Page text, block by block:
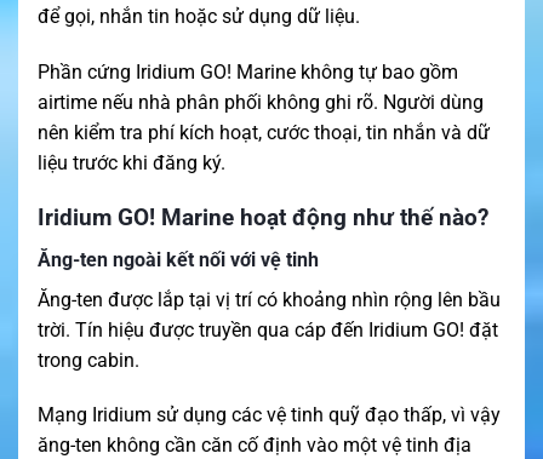
để gọi, nhắn tin hoặc sử dụng dữ liệu.
Phần cứng Iridium GO! Marine không tự bao gồm
airtime nếu nhà phân phối không ghi rõ. Người dùng
nên kiểm tra phí kích hoạt, cước thoại, tin nhắn và dữ
liệu trước khi đăng ký.
Iridium GO! Marine hoạt động như thế nào?
Ăng-ten ngoài kết nối với vệ tinh
Ăng-ten được lắp tại vị trí có khoảng nhìn rộng lên bầu
trời. Tín hiệu được truyền qua cáp đến Iridium GO! đặt
trong cabin.
Mạng Iridium sử dụng các vệ tinh quỹ đạo thấp, vì vậy
ăng-ten không cần căn cố định vào một vệ tinh địa